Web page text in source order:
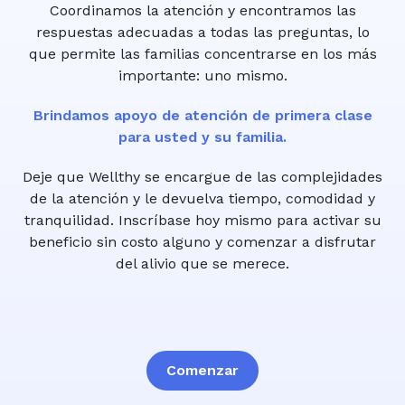
Coordinamos la atención y encontramos las
respuestas adecuadas a todas las preguntas, lo
que permite las familias concentrarse en los más
importante: uno mismo.
Brindamos apoyo de atención de primera clase
para usted y su familia.
Deje que Wellthy se encargue de las complejidades
de la atención y le devuelva tiempo, comodidad y
tranquilidad. Inscríbase hoy mismo para activar su
beneficio sin costo alguno y comenzar a disfrutar
del alivio que se merece.
Comenzar